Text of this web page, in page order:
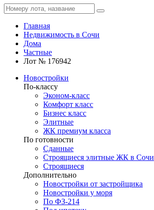
Главная
Недвижимость в Сочи
Дома
Частные
Лот № 176942
Новостройки
По-классу
Эконом-класс
Комфорт класс
Бизнес класс
Элитные
ЖК премиум класса
По готовности
Сданные
Строящиеся элитные ЖК в Сочи
Строящиеся
Дополнительно
Новостройки от застройщика
Новостройки у моря
По ФЗ-214